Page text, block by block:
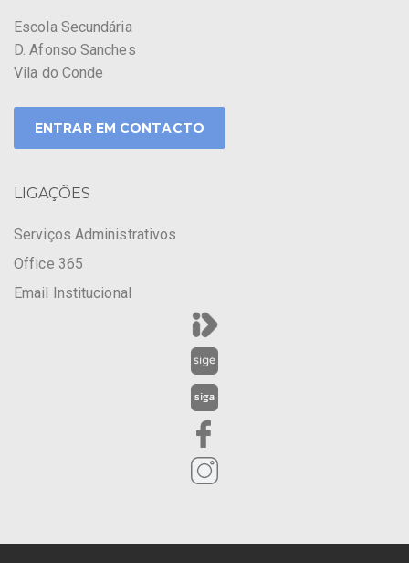
Escola Secundária
D. Afonso Sanches
Vila do Conde
ENTRAR EM CONTACTO
LIGAÇÕES
Serviços Administrativos
Office 365
Email Institucional